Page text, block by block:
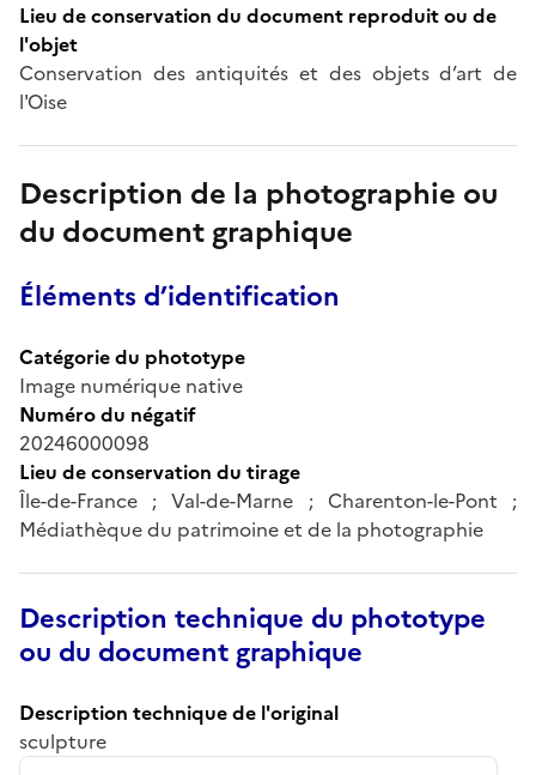
Lieu de conservation du document reproduit ou de
l'objet
Conservation des antiquités et des objets d’art de
l'Oise
Description de la photographie ou
du document graphique
Éléments d’identification
Catégorie du phototype
Image numérique native
Numéro du négatif
20246000098
Lieu de conservation du tirage
Île-de-France ; Val-de-Marne ; Charenton-le-Pont ;
Médiathèque du patrimoine et de la photographie
Description technique du phototype
ou du document graphique
Description technique de l'original
sculpture